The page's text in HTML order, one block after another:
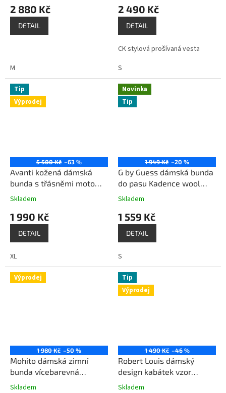
2 880 Kč
DETAIL
M
2 490 Kč
DETAIL
CK stylová prošívaná vesta
S
Tip
Výprodej
5 500 Kč –63 %
Avanti kožená dámská
bunda s třásněmi moto
styl AV62003S béžová
Skladem
1 990 Kč
DETAIL
XL
Novinka
Tip
1 949 Kč –20 %
G by Guess dámská bunda
do pasu Kadence wool
style moto jacket černá
Skladem
1 559 Kč
DETAIL
S
Výprodej
1 980 Kč –50 %
Mohito dámská zimní
bunda vícebarevná
metalická
Skladem
Tip
Výprodej
1 490 Kč –46 %
Robert Louis dámský
design kabátek vzor
leopard
Skladem